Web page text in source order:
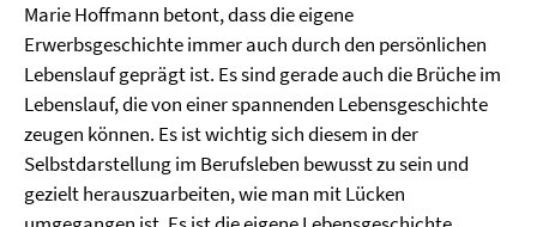
Marie Hoffmann betont, dass die eigene
Erwerbsgeschichte immer auch durch den persönlichen
Lebenslauf geprägt ist. Es sind gerade auch die Brüche im
Lebenslauf, die von einer spannenden Lebensgeschichte
zeugen können. Es ist wichtig sich diesem in der
Selbstdarstellung im Berufsleben bewusst zu sein und
gezielt herauszuarbeiten, wie man mit Lücken